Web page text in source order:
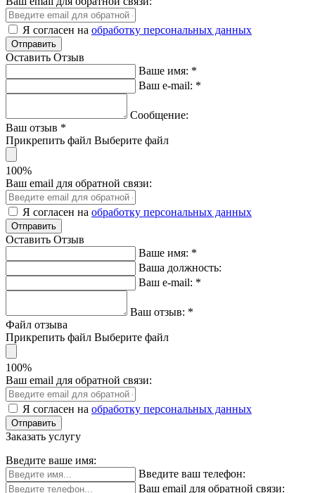
Я согласен на обработку персональных данных
Оставить Отзыв
Ваше имя: *
Ваш e-mail: *
Сообщение:
Ваш отзыв *
Прикрепить файл Выберите файл
100%
Ваш email для обратной связи:
Я согласен на обработку персональных данных
Оставить Отзыв
Ваше имя: *
Ваша должность:
Ваш e-mail: *
Ваш отзыв: *
Файл отзыва
Прикрепить файл Выберите файл
100%
Ваш email для обратной связи:
Я согласен на обработку персональных данных
Заказать услугу
Введите ваше имя:
Введите ваш телефон:
Ваш email для обратной связи: